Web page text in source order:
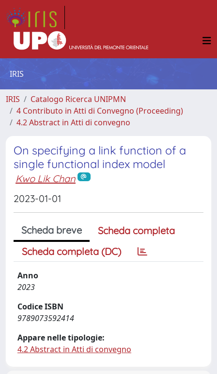
IRIS
IRIS
Catalogo Ricerca UNIPMN
4 Contributo in Atti di Convegno (Proceeding)
4.2 Abstract in Atti di convegno
On specifying a link function of a
single functional index model
Kwo Lik Chan
2023-01-01
Scheda breve
Scheda completa
Scheda completa (DC)
Anno
2023
Codice ISBN
9789073592414
Appare nelle tipologie:
4.2 Abstract in Atti di convegno